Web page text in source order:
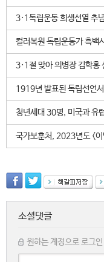
3·1독립운동 희생선열 추
컬러복원 독립운동가 흑백
3·1절 맞아 의병장 김학홍
1919년 발표된 독립선언
청년세대 30명, 미국과 유
국가보훈처, 2023년도 <
소셜댓글
원하는 계정으로 로그